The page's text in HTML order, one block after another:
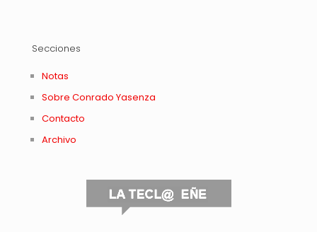
Secciones
Notas
Sobre Conrado Yasenza
Contacto
Archivo